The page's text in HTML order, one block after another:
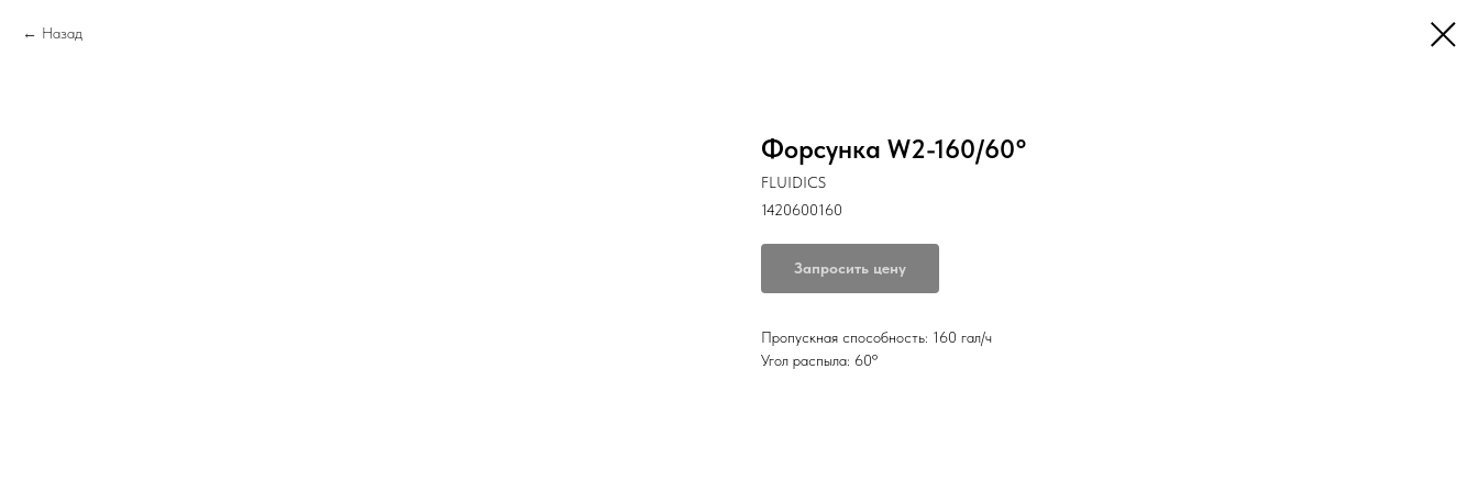
Назад
Форсунка W2-160/60°
FLUIDICS
1420600160
Запросить цену
Пропускная способность: 160 гал/ч
Угол распыла: 60º